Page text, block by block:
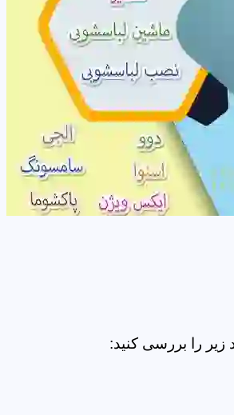
را بررسی کنید: